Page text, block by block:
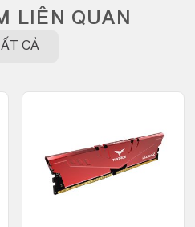
LIÊN QUAN
CẢ